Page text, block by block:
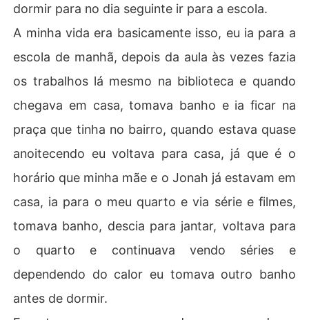
dormir para no dia seguinte ir para a escola.
A minha vida era basicamente isso, eu ia para a
escola de manhã, depois da aula às vezes fazia
os trabalhos lá mesmo na biblioteca e quando
chegava em casa, tomava banho e ia ficar na
praça que tinha no bairro, quando estava quase
anoitecendo eu voltava para casa, já que é o
horário que minha mãe e o Jonah já estavam em
casa, ia para o meu quarto e via série e filmes,
tomava banho, descia para jantar, voltava para
o quarto e continuava vendo séries e
dependendo do calor eu tomava outro banho
antes de dormir.